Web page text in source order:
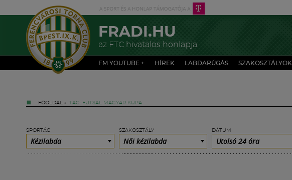
FRADI.HU
az FTC hivatalos honlapja
FM YOUTUBE + HÍREK LABDARÚGÁS SZAKOSZTÁLYOK
FŐOLDAL » TAG: FUTSAL MAGYAR KUPA
SPORTÁG
Kézilabda
SZAKOSZTÁLY
Női kézilabda
DÁTUM
Utolsó 24 óra